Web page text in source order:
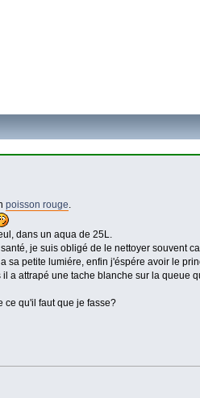
poisson rouge.
dans un aqua de 25L.
je suis obligé de le nettoyer souvent
sa petite lumiére, enfin j'éspére avoir le
a attrapé une tache blanche sur la queue
ce qu'il faut que je fasse?